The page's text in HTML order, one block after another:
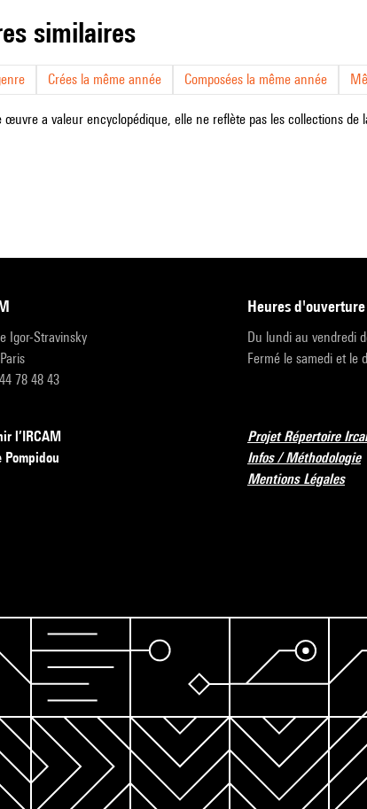
similaires
Crées la même année Composées la même année
œuvre a valeur encyclopédique, elle ne reflète pas les collections
Igor-Stravinsky
78 48 43
heures d'ouverture
Du lundi au vendredi
Fermé le samedi et le
l’IRCAM
Pompidou
Projet Répertoire
Infos / Méthodologie
Mentions Légales